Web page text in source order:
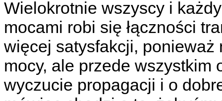
Wielokrotnie wszyscy i
mocami robi się łączności
więcej satysfakcji, ponieważ
mocy, ale przede wszystkim
wyczucie propagacji i o